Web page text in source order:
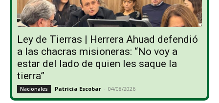
Ley de Tierras | Herrera Ahuad defendió
a las chacras misioneras: “No voy a
estar del lado de quien les saque la
tierra”
Nacionales Patricia Escobar - 04/08/2026